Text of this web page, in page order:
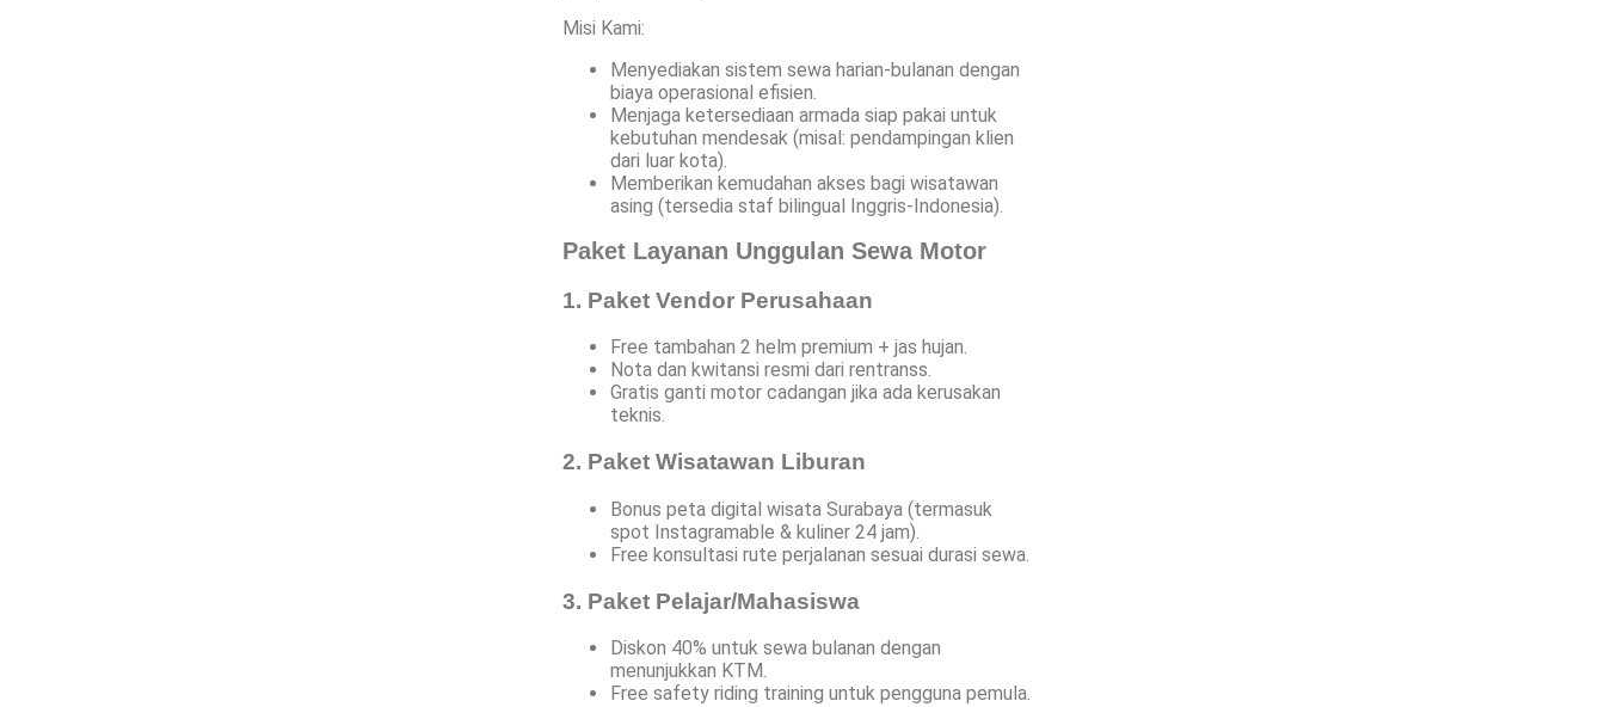
Misi Kami:
Menyediakan sistem sewa harian-bulanan dengan
biaya operasional efisien.
Menjaga ketersediaan armada siap pakai untuk
kebutuhan mendesak (misal: pendampingan klien
dari luar kota).
Memberikan kemudahan akses bagi wisatawan
asing (tersedia staf bilingual Inggris-Indonesia).
Paket Layanan Unggulan Sewa Motor
1. Paket Vendor Perusahaan
Free tambahan 2 helm premium + jas hujan.
Nota dan kwitansi resmi dari rentranss.
Gratis ganti motor cadangan jika ada kerusakan
teknis.
2. Paket Wisatawan Liburan
Bonus peta digital wisata Surabaya (termasuk
spot Instagramable & kuliner 24 jam).
Free konsultasi rute perjalanan sesuai durasi sewa.
3. Paket Pelajar/Mahasiswa
Diskon 40% untuk sewa bulanan dengan
menunjukkan KTM.
Free safety riding training untuk pengguna pemula.